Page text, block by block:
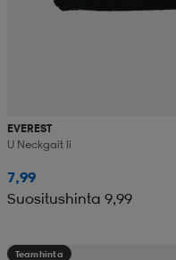
EVEREST
U Neckgait Ii
7,99
Suositushinta 9,99
Teamhinta